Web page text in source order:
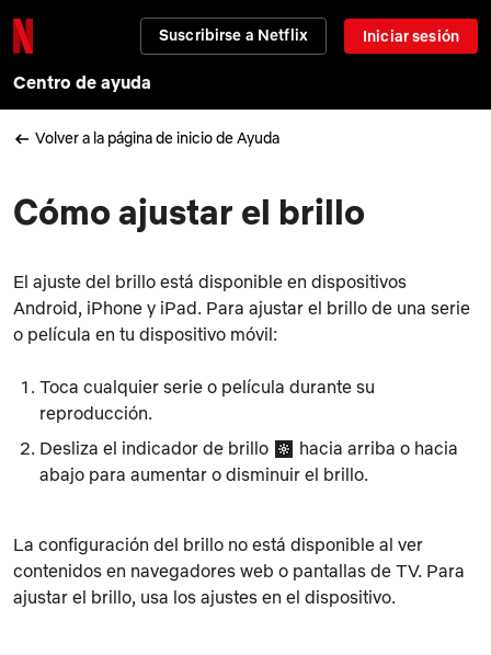
Suscribirse a Netflix Iniciar sesión
Centro de ayuda
Volver a la página de inicio de Ayuda
Cómo ajustar el brillo
El ajuste del brillo está disponible en dispositivos
Android, iPhone y iPad. Para ajustar el brillo de una serie
o película en tu dispositivo móvil:
Toca cualquier serie o película durante su
reproducción.
Desliza el indicador de brillo
hacia arriba o hacia
abajo para aumentar o disminuir el brillo.
La configuración del brillo no está disponible al ver
contenidos en navegadores web o pantallas de TV. Para
ajustar el brillo, usa los ajustes en el dispositivo.